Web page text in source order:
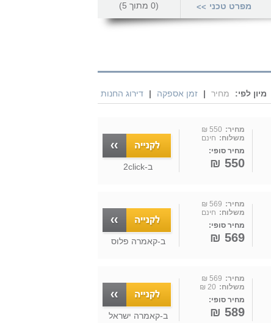
מפרט טכני >>
(
0 מתוך 5
)
מיון לפי: מחיר | זמן אספקה | דירוג החנות
מחיר: 550 ₪
משלוח: חינם
מחיר סופי:
550 ₪ ב-2click
מחיר: 569 ₪
משלוח: חינם
מחיר סופי:
569 ₪ ב-קאמרה פלוס
מחיר: 569 ₪
משלוח: 20 ₪
מחיר סופי:
589 ₪ ב-קאמרה ישראל